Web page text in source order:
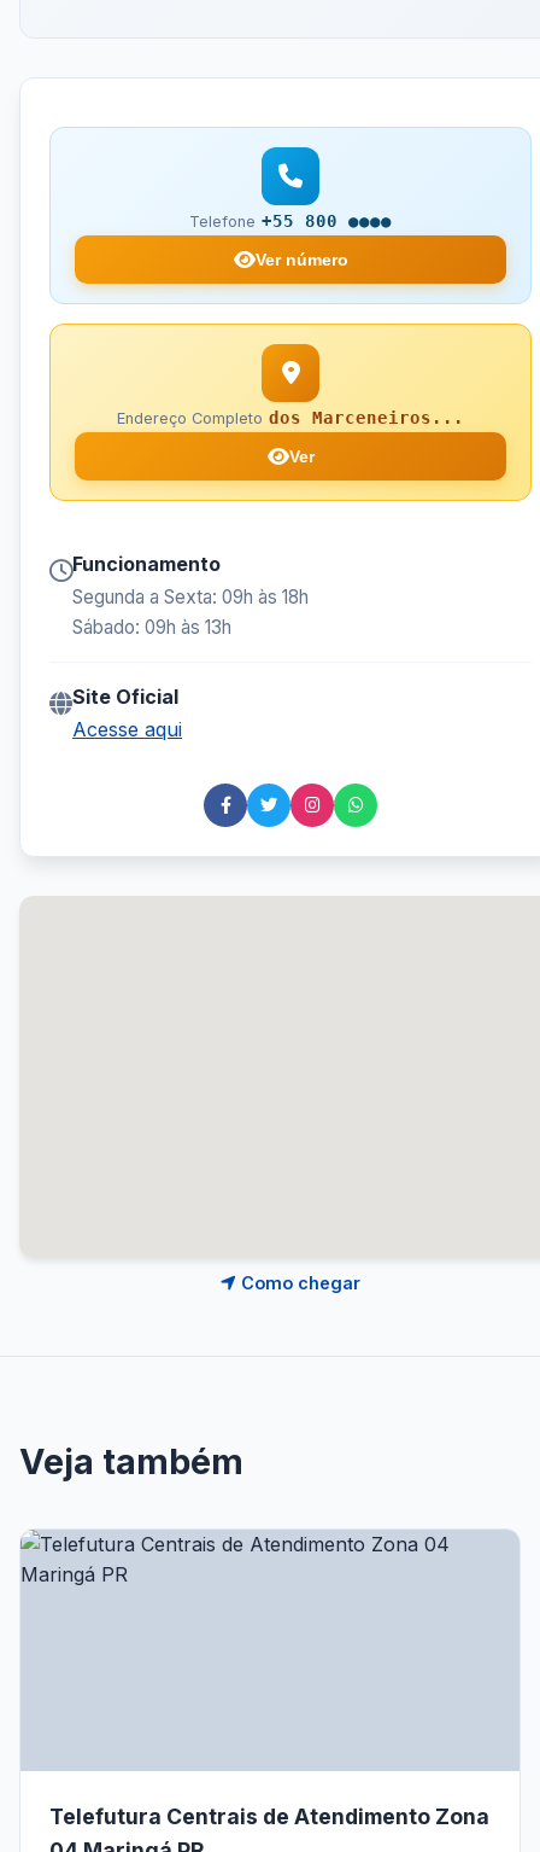
Telefone +55 800 ●●●●
Ver número
Endereço Completo dos Marceneiros...
Ver
Funcionamento
Segunda a Sexta: 09h às 18h
Sábado: 09h às 13h
Site Oficial
Acesse aqui
Como chegar
Veja também
Telefutura Centrais de Atendimento Zona